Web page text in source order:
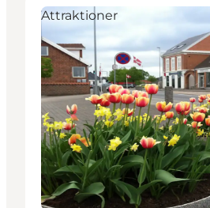
Attraktioner